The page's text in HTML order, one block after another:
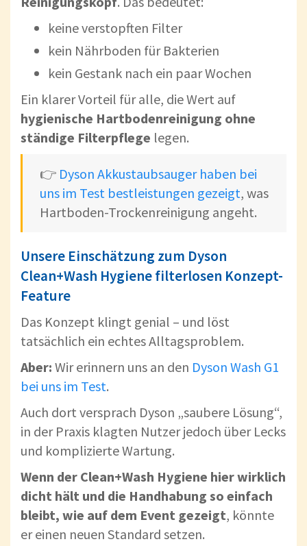
keine verstopften Filter
kein Nährboden für Bakterien
kein Gestank nach ein paar Wochen
Ein klarer Vorteil für alle, die Wert auf
hygienische Hartbodenreinigung ohne
ständige Filterpflege legen.
👉 Dyson Akkustaubsauger haben bei
uns im Test bestleistungen gezeigt, was
Hartboden-Trockenreinigung angeht.
Unsere Einschätzung zum Dyson
Clean+Wash Hygiene filterlosen Konzept-
Feature
Das Konzept klingt genial – und löst
tatsächlich ein echtes Alltagsproblem.
Aber: Wir erinnern uns an den Dyson Wash G1
bei uns im Test.
Auch dort versprach Dyson „saubere Lösung“,
in der Praxis klagten Nutzer jedoch über Lecks
und komplizierte Wartung.
Wenn der Clean+Wash Hygiene hier wirklich
dicht hält und die Handhabung so einfach
bleibt, wie auf dem Event gezeigt, könnte
er einen neuen Standard setzen.